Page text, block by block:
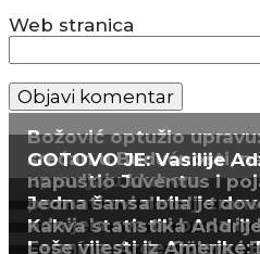
Web stranica